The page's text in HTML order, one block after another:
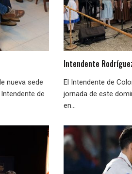
nueva sede
de
Intendente
El Intendente de
jornada de este
en...